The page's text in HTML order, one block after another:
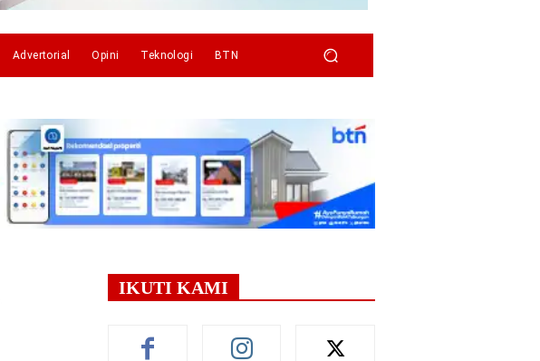
Advertorial Opini Teknologi BTN
IKUTI KAMI